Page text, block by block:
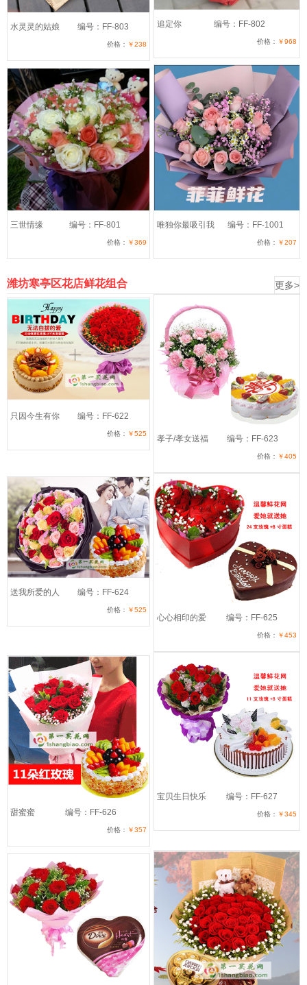
水灵灵的姑娘 编号：FF-803
价格： ￥238
追定你 编号：FF-802
价格： ￥968
三世情缘 编号：FF-801
价格： ￥369
唯独你最吸引我 编号：FF-1001
价格： ￥207
潍坊寒亭区花店鲜花组合 更多>
只因今生有你 编号：FF-622
价格： ￥525 孝子/孝女送福 编号：FF-623
价格： ￥405
送我所爱的人 编号：FF-624
价格： ￥525
心心相印的爱 编号：FF-625
价格： ￥453
甜蜜蜜 编号：FF-626
价格： ￥357
宝贝生日快乐 编号：FF-627
价格： ￥345